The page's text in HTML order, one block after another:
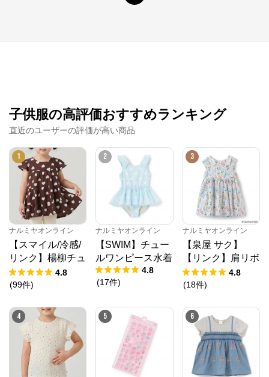
子供服の高評価おすすめランキング
直近のユーザーの評価が高い商品
1
ナルミヤオンライン
【スマイル/冷感/
リンク】楊柳チュ
ニック
4.8
(99件)
2
ナルミヤオンライン
【SWIM】チュー
ルワンピース水着
4.8
(17件)
3
ナルミヤオンライン
【泉屋 サク】
【リンク】肩リボ
ンフラワーキャッ
トワンピース
4.8
(18件)
4 5 6